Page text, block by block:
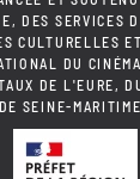
DES SERVICES
CULTURELLES
DU
DE L'EURE,
SEINE-